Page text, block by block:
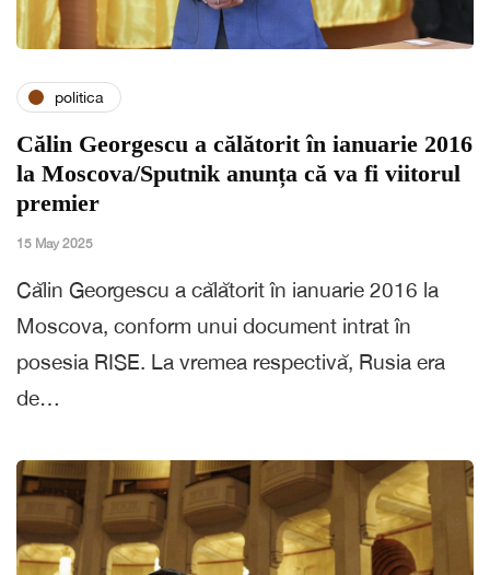
politica
Călin Georgescu a călătorit în ianuarie 2016
la Moscova/Sputnik anunța că va fi viitorul
premier
15 May 2025
Călin Georgescu a călătorit în ianuarie 2016 la
Moscova, conform unui document intrat în
posesia RISE. La vremea respectivă, Rusia era
de…